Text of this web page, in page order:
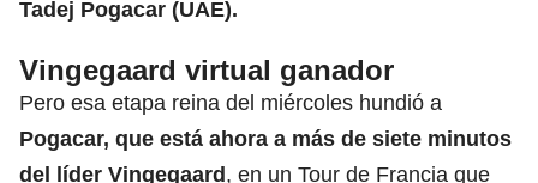
Tadej Pogacar (UAE).
Vingegaard virtual ganador
Pero esa etapa reina del miércoles hundió a
Pogacar, que está ahora a más de siete minutos
del líder Vingegaard, en un Tour de Francia que